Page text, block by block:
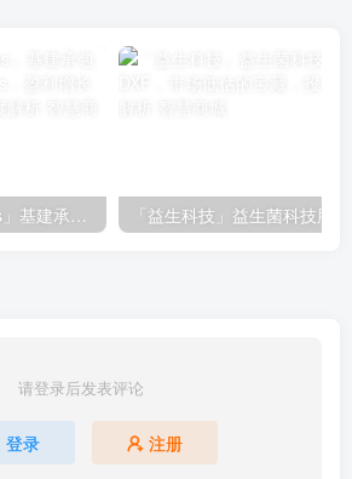
「Primoris Services」基建承包巨头Primoris Services，盈利增长11.4%，投资价值深度解析
请登录后发表评论
登录 注册